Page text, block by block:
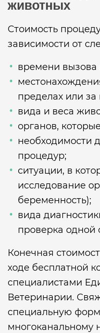
животных
Стоимость
зависимости от
времени вызова
пределах или
вида и веса
органов,
необходимости
процедур;
ситуации, в
исследование
беременность);
вида
проверка одной
Конечная
ходе бесплатной
специалистами
Ветеринарии.
специальную
многоканальному